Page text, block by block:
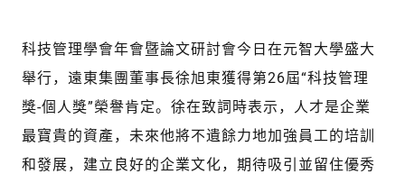
科技管理學會年會暨論文研討會今日在元智大學盛大
舉行，遠東集團董事長徐旭東獲得第26屆“科技管理
獎-個人獎”榮譽肯定。徐在致詞時表示，人才是企業
最寶貴的資產，未來他將不遺餘力地加強員工的培訓
和發展，建立良好的企業文化，期待吸引並留住優秀